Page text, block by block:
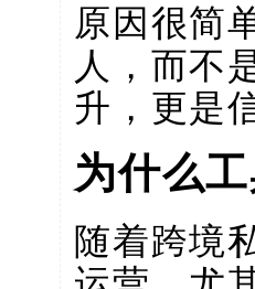
原因很简
人，而不
升，更是
为什么
随着跨境